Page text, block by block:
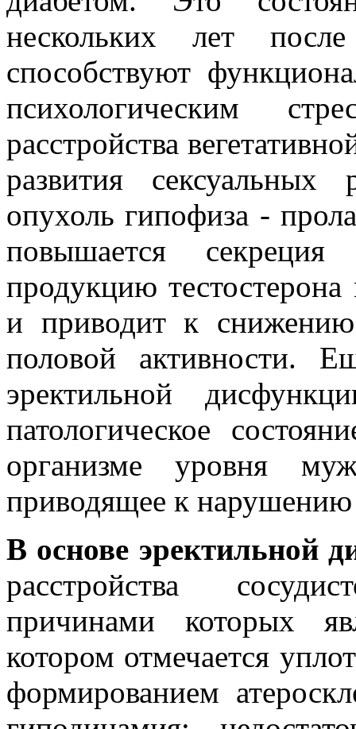
нескольких лет
способствуют
психологическим
расстройства
развития сексуальных
опухоль гипофиза -
повышается
продукцию
и приводит к
половой активности.
эректильной
патологическое
организме уровня
приводящее к
В основе эректильной
расстройства
причинами которых
котором отмечается
формированием